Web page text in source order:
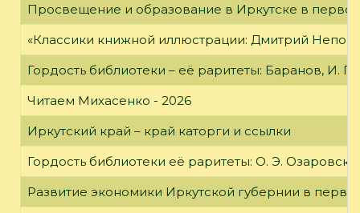
Просвещение и образование в Иркутске в
«Классики книжной иллюстрации: Дмитрий
Гордость библиотеки – её раритеты: Баранов, И.
Читаем Михасенко - 2026
Иркутский край – край каторги и ссылки
Гордость библиотеки её раритеты: О. Э.
Развитие экономики Иркутской губернии в